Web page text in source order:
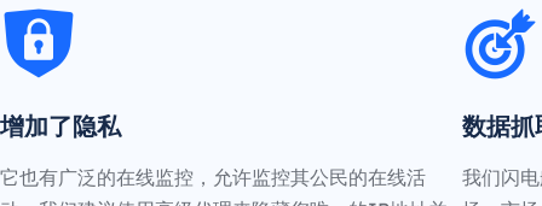
增加了隐私
它也有广泛的在线监控，允许监控其公民的在线活
数据抓
我们闪